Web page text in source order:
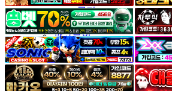
공지
1:1문의
광고문의